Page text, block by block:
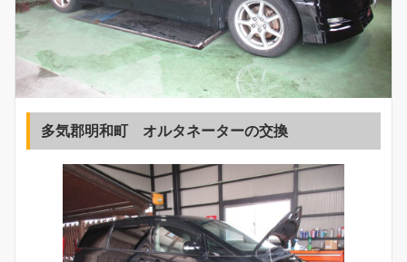
多気郡明和町 オルタネーターの交換